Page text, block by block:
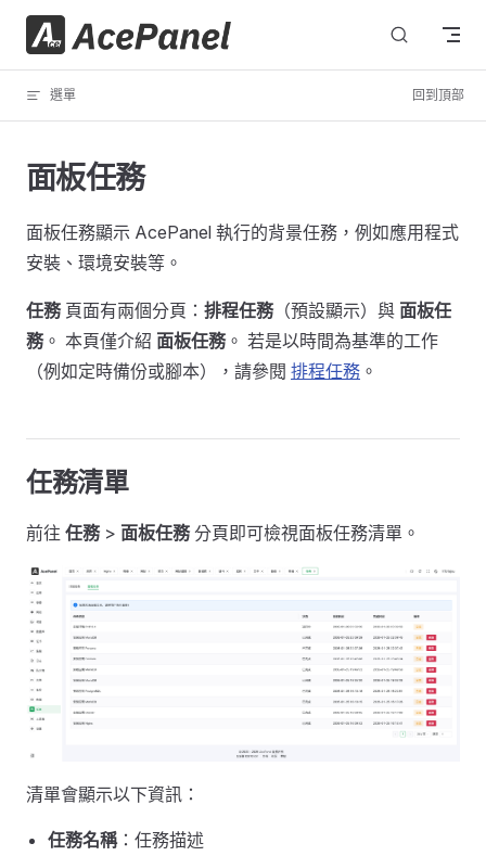
跳轉到內容
選單 回到頂部
面板任務
面板任務顯示 AcePanel 執行的背景任務，例如應用程式
安裝、環境安裝等。
任務頁面有兩個分頁： 排程任務（預設顯示）與 面板任
務。 本頁僅介紹 面板任務。 若是以時間為基準的工作
（例如定時備份或腳本），請參閱 排程任務 。
任務清單
前往 任務> 面板任務分頁即可檢視面板任務清單。
清單會顯示以下資訊：
任務名稱：任務描述